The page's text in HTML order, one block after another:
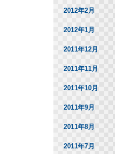
2012年2月
2012年1月
2011年12月
2011年11月
2011年10月
2011年9月
2011年8月
2011年7月